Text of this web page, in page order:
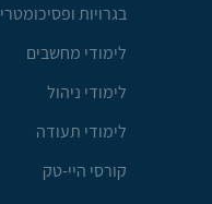
בגרויות ופסיכומטרי
לימודי מחשבים
לימודי ניהול
לימודי תעודה
קורסי היי-טק